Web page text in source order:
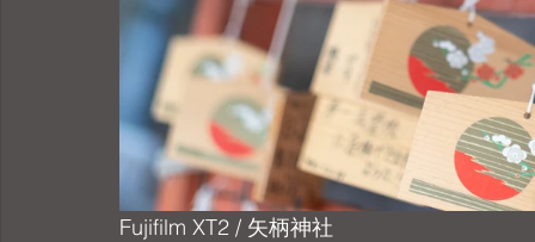
Fujifilm XT2 / 矢柄神社